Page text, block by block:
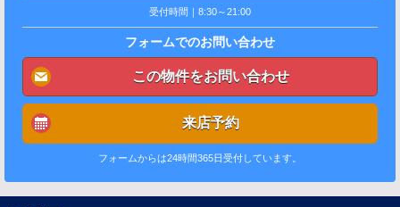
受付時間｜8:30～21:00
フォームでのお問い合わせ
この物件をお問い合わせ
来店予約
フォームからは24時間365日受付しています。